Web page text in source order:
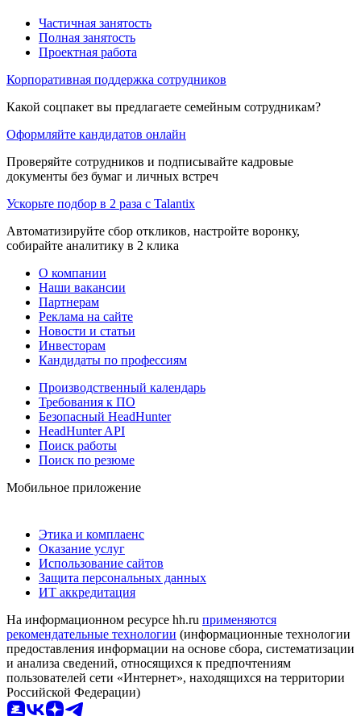
Частичная занятость
Полная занятость
Проектная работа
Корпоративная поддержка сотрудников
Какой соцпакет вы предлагаете семейным сотрудникам?
Оформляйте кандидатов онлайн
Проверяйте сотрудников и подписывайте кадровые
документы без бумаг и личных встреч
Ускорьте подбор в 2 раза с Talantix
Автоматизируйте сбор откликов, настройте воронку,
собирайте аналитику в 2 клика
О компании
Наши вакансии
Партнерам
Реклама на сайте
Новости и статьи
Инвесторам
Кандидаты по профессиям
Производственный календарь
Требования к ПО
Безопасный HeadHunter
HeadHunter API
Поиск работы
Поиск по резюме
Мобильное приложение
Этика и комплаенс
Оказание услуг
Использование сайтов
Защита персональных данных
ИТ аккредитация
На информационном ресурсе hh.ru применяются
рекомендательные технологии (информационные технологии
предоставления информации на основе сбора, систематизации
и анализа сведений, относящихся к предпочтениям
пользователей сети «Интернет», находящихся на территории
Российской Федерации)